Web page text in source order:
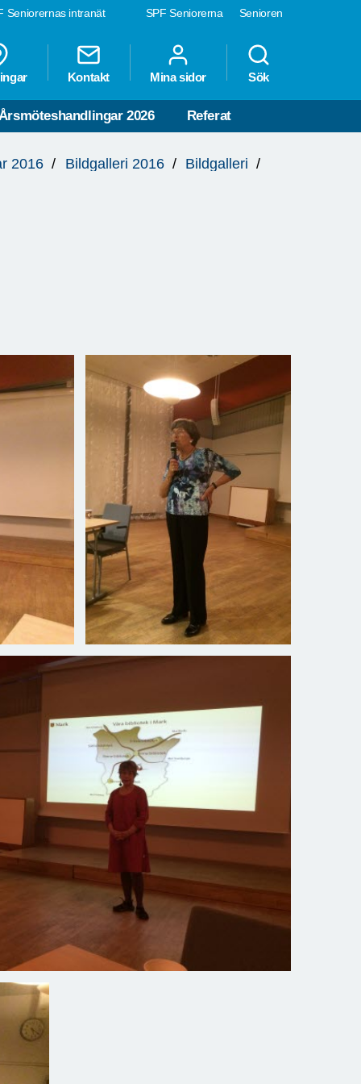
SPF Seniorerna Senioren
Seniorernas intranät
Kontakt Mina sidor Sök
2026 Referat
2016 Bildgalleri 2016 Bildgalleri